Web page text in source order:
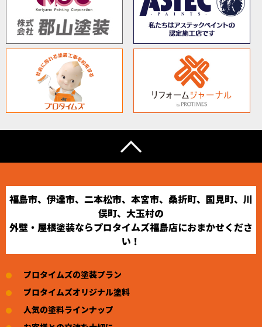
福島市、伊達市、二本松市、本宮市、桑折町、国見町、川
俣町、大玉村の
外壁・屋根塗装ならプロタイムズ福島店におまかせくださ
い！
プロタイムズの塗装プラン
プロタイムズオリジナル塗料
人気の塗料ラインナップ